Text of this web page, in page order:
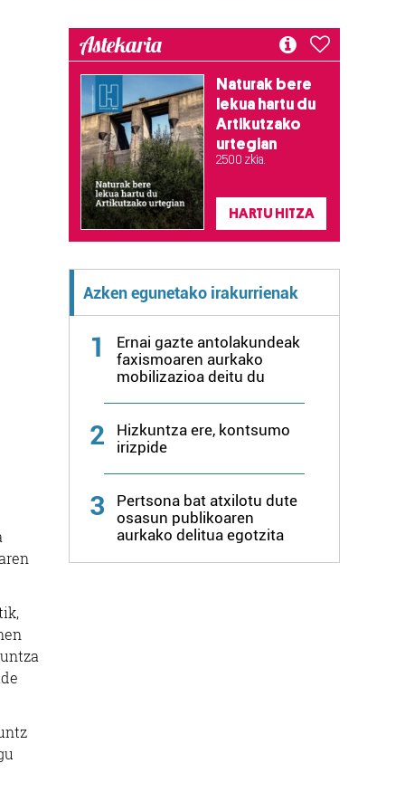
Astekaria
Naturak bere
lekua hartu du
Artikutzako
urtegian
2.500 zkia.
HARTU HITZA
Azken egunetako irakurrienak
1
Ernai gazte antolakundeak
faxismoaren aurkako
mobilizazioa deitu du
2
Hizkuntza ere, kontsumo
irizpide
3
Pertsona bat atxilotu dute
osasun publikoaren
aurkako delitua egotzita